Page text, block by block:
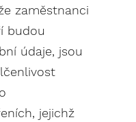
zaměstnanci
budou
údaje, jsou
jejichž